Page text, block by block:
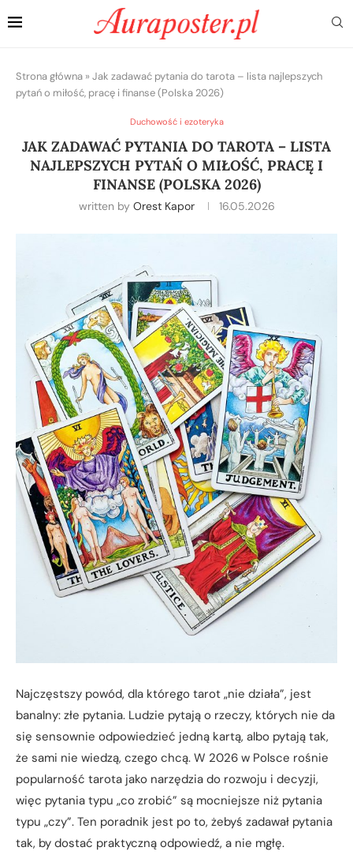
Strona główna » Jak zadawać pytania do tarota – lista najlepszych
pytań o miłość, pracę i finanse (Polska 2026)
Duchowość i ezoteryka
JAK ZADAWAĆ PYTANIA DO TAROTA – LISTA
NAJLEPSZYCH PYTAŃ O MIŁOŚĆ, PRACĘ I
FINANSE (POLSKA 2026)
written by Orest Kapor 16.05.2026
Najczęstszy powód, dla którego tarot „nie działa”, jest
banalny: złe pytania. Ludzie pytają o rzeczy, których nie da
się sensownie odpowiedzieć jedną kartą, albo pytają tak,
że sami nie wiedzą, czego chcą. W 2026 w Polsce rośnie
popularność tarota jako narzędzia do rozwoju i decyzji,
więc pytania typu „co zrobić” są mocniejsze niż pytania
typu „czy”. Ten poradnik jest po to, żebyś zadawał pytania
tak, by dostać praktyczną odpowiedź, a nie mgłę.